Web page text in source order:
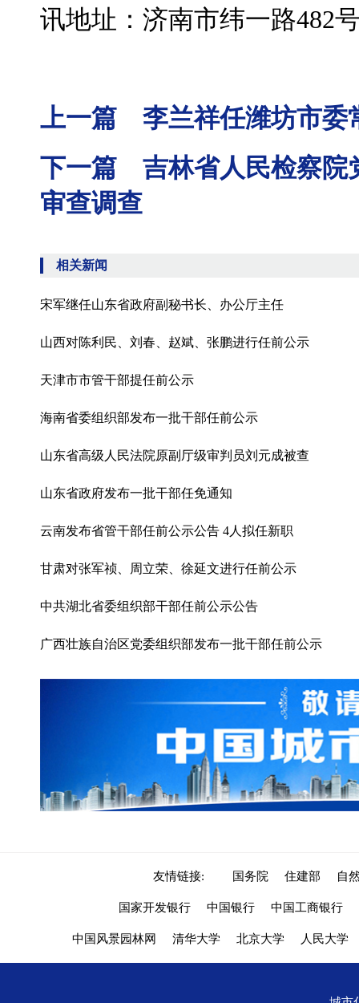
讯地址：济南市纬一路482
上一篇 李兰祥任潍坊市委
下一篇 吉林省人民检察院
审查调查
相关新闻
宋军继任山东省政府副秘书长、办公厅主任
山西对陈利民、刘春、赵斌、张鹏进行任前公示
天津市市管干部提任前公示
海南省委组织部发布一批干部任前公示
山东省高级人民法院原副厅级审判员刘元成被查
山东省政府发布一批干部任免通知
云南发布省管干部任前公示公告 4人拟任新职
甘肃对张军祯、周立荣、徐延文进行任前公示
中共湖北省委组织部干部任前公示公告
广西壮族自治区党委组织部发布一批干部任前公示
友情链接: 国务院 住建部 自
国家开发银行 中国银行 中国工商银行
中国风景园林网 清华大学 北京大学 人民大学